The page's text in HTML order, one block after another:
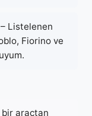
– Listelenen
Fiorino ve
bir araçtan